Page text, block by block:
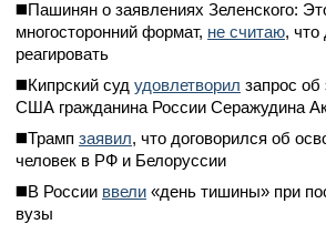
◼️Пашинян о заявлениях Зеленского:
многосторонний формат, не считаю, что
реагировать
◼️Кипрский суд удовлетворил запрос об
США гражданина России Серажудина
◼️Трамп заявил, что договорился об
человек в РФ и Белоруссии
◼️В России ввели «день тишины» при
вузы